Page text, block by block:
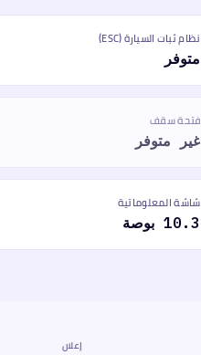
نظام ثبات السيارة (ESC)
متوفر
فتحة سقف
غير متوفر
شاشة المعلوماتية
10.3 بوصة
إعلان